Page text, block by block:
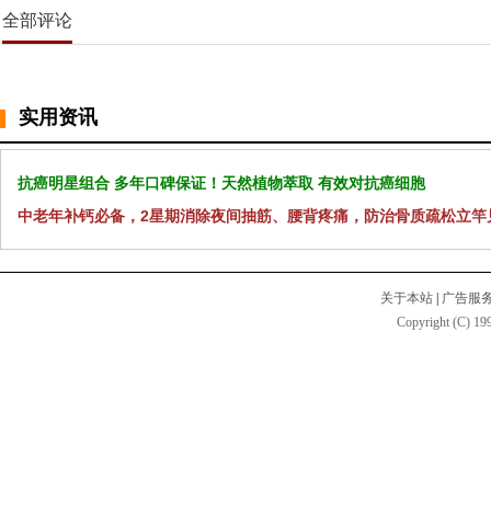
全部评论
实用资讯
抗癌明星组合 多年口碑保证！天然植物萃取 有效对抗癌细胞
中老年补钙必备，2星期消除夜间抽筋、腰背疼痛，防治骨质疏松立竿
关于本站
广告服
Copyright (C)